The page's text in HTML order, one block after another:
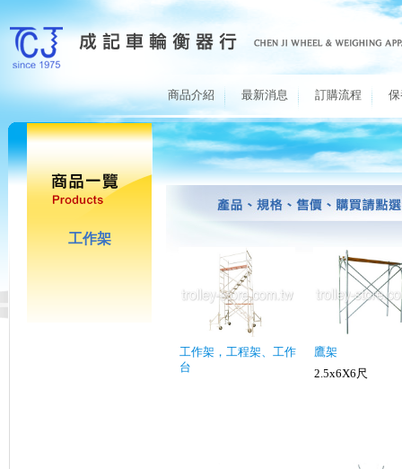
商品介紹 最新消息 訂購流程
工作架
工作架，工程架、工作
台
鷹架
2.5x6X6尺